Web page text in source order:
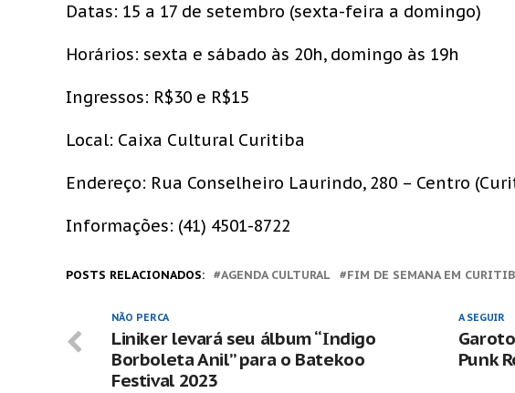
Datas: 15 a 17 de setembro (sexta-feira a domingo)
Horários: sexta e sábado às 20h, domingo às 19h
Ingressos: R$30 e R$15
Local: Caixa Cultural Curitiba
Endereço: Rua Conselheiro Laurindo, 280 – Centro
Informações: (41) 4501-8722
POSTS RELACIONADOS: AGENDA CULTURAL FIM DE SEMANA EM
A SEGUIR
Punk
NÃO PERCA
Liniker levará seu álbum “Indigo
Borboleta Anil” para o Batekoo
Festival 2023